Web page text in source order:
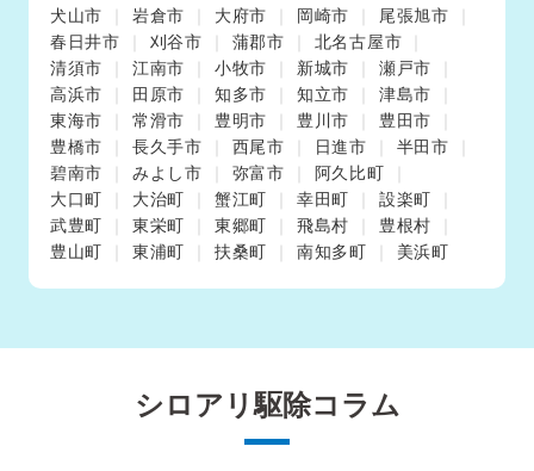
犬山市
岩倉市 大府市 岡崎市
尾張旭市
春日井市
刈谷市 蒲郡市
北名古屋市
清須市
江南市 小牧市 新城市
瀬戸市
高浜市
田原市 知多市 知立市
津島市
東海市
常滑市 豊明市 豊川市
豊田市
豊橋市
長久手市 西尾市 日進市
半田市
碧南市
みよし市 弥富市
阿久比町
大口町
大治町 蟹江町 幸田町
設楽町
武豊町
東栄町 東郷町 飛島村
豊根村
豊山町
東浦町 扶桑町 南知多町 美浜町
シロアリ駆除コラム